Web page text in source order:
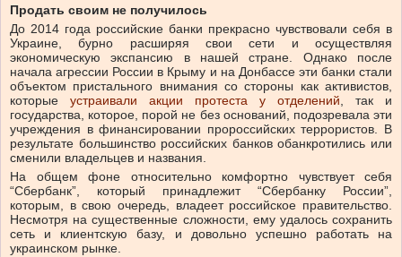
Продать своим не получилось
До 2014 года российские банки прекрасно чувствовали себя в
Украине, бурно расширяя свои сети и осуществляя
экономическую экспансию в нашей стране. Однако после
начала агрессии России в Крыму и на Донбассе эти банки стали
объектом пристального внимания со стороны как активистов,
которые устраивали акции протеста у отделений, так и
государства, которое, порой не без оснований, подозревала эти
учреждения в финансировании пророссийских террористов. В
результате большинство российских банков обанкротились или
сменили владельцев и названия.
На общем фоне относительно комфортно чувствует себя
“Сбербанк”, который принадлежит “Сбербанку России”,
которым, в свою очередь, владеет российское правительство.
Несмотря на существенные сложности, ему удалось сохранить
сеть и клиентскую базу, и довольно успешно работать на
украинском рынке.